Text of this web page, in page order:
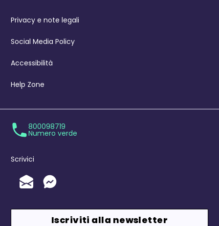
Privacy e note legali
Social Media Policy
Accessibilità
Help Zone
800098719
Numero verde
Scrivici
Invia un'Email
Messenger
Iscriviti alla newsletter